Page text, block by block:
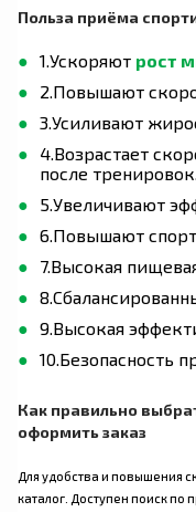
Польза приёма
1.Ускоряют рост
2.Повышают
3.Усиливают
4.Возрастает
после тренировок.
5.Увеличивают
6.Повышают
7.Высокая
9.Высокая
10.Безопасность
Как правильно
оформить заказ
Для удобства и повышения
каталог. Доступен поиск по